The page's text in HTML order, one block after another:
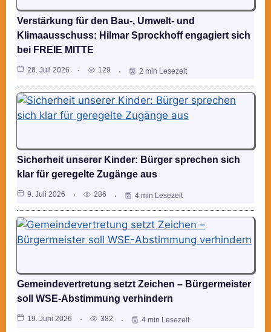
Verstärkung für den Bau-, Umwelt- und
Klimaausschuss: Hilmar Sprockhoff engagiert sich
bei FREIE MITTE
28. Juli 2026 129 2 min Lesezeit
Sicherheit unserer Kinder: Bürger sprechen sich
klar für geregelte Zugänge aus
9. Juli 2026 286 4 min Lesezeit
Gemeindevertretung setzt Zeichen – Bürgermeister
soll WSE-Abstimmung verhindern
19. Juni 2026 382 4 min Lesezeit